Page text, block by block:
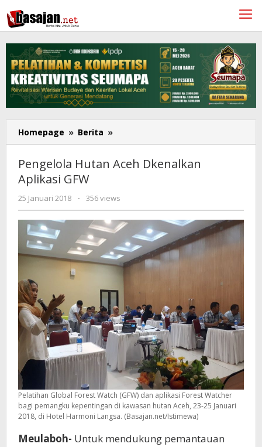
ke
konten
Homepage » Berita »
Hutan
Dkenalkan
Pengelola Hutan Aceh Dkenalkan
Aplikasi GFW
25 Januari 2018
oleh
Redaksi
- 356 views
Pelatihan Global Forest Watch (GFW) dan aplikasi Forest Watcher
bagi pemangku kepentingan di kawasan hutan Aceh, 23-25 Januari
2018, di Hotel Harmoni Langsa. (Basajan.net/Istimewa)
Meulaboh- Untuk mendukung pemantauan